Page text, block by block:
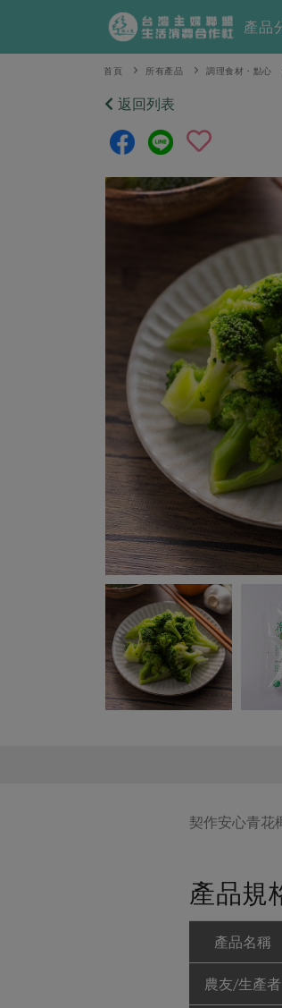
產品
首頁 所有產品 調理食材・點心
返回列表
契作安心青花
產品規
產品名稱
農友/生產者